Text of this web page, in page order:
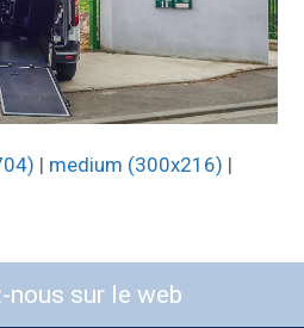
| medium (300x216) |
nous sur le web